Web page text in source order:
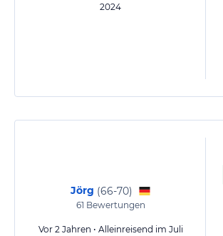
2024
Jörg (66-70)
61 Bewertungen
Vor 2 Jahren • Alleinreisend im Juli